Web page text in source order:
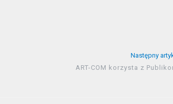
Następny
ART-COM korzysta z